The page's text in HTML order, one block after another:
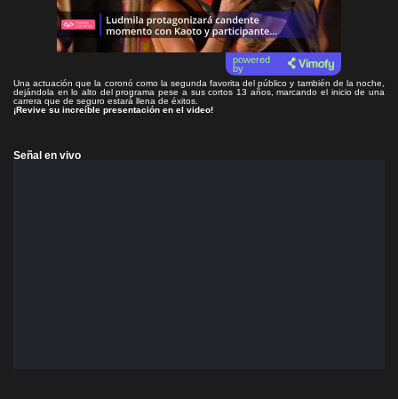
powered
by
Una actuación que la coronó como la segunda favorita del público y también de la noche,
dejándola en lo alto del programa pese a sus cortos 13 años, marcando el inicio de una
carrera que de seguro estará llena de éxitos.
¡Revive su increíble presentación en el video!
Señal en vivo